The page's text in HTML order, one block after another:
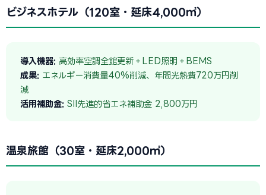
ビジネスホテル（120室・延床4,000㎡）
導入機器: 高効率空調全館更新＋LED照明＋BEMS
成果: エネルギー消費量40%削減、年間光熱費720万円削
減
活用補助金: SII先進的省エネ補助金 2,800万円
温泉旅館（30室・延床2,000㎡）